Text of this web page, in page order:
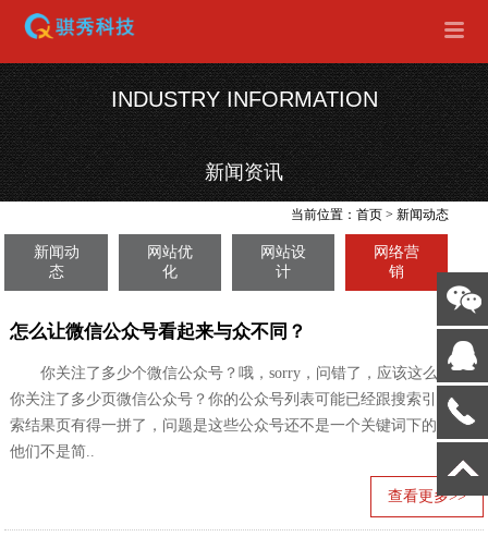
INDUSTRY INFORMATION
新闻资讯
当前位置：首页 >新闻动态
新闻动
态
网站优
化
网站设
计
网络营
销
怎么让微信公众号看起来与众不同？
你关注了多少个微信公众号？哦，sorry，问错了，应该这么问：
你关注了多少页微信公众号？你的公众号列表可能已经跟搜索引擎的搜
索结果页有得一拼了，问题是这些公众号还不是一个关键词下的，所以
他们不是简..
查看更多>>